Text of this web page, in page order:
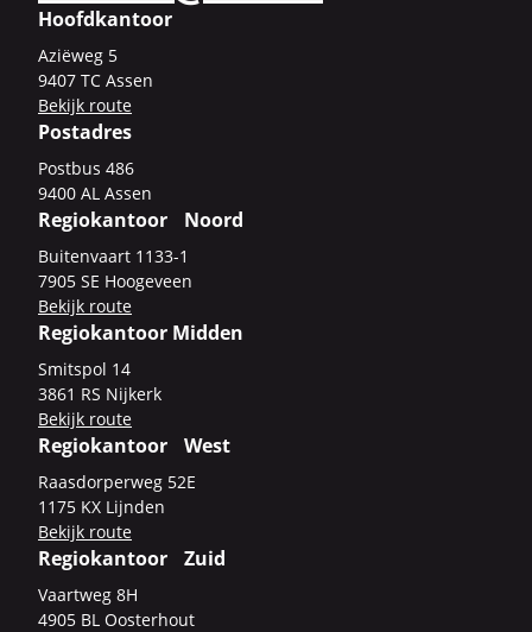
Hoofdkantoor
Azi­ë­weg 5
9407 TC Assen
Be­kijk route
Postadres
Post­bus 486
9400 AL Assen
Regiokantoor Noord
Bui­ten­vaart 1133-​1
7905 SE Hoo­ge­veen
Be­kijk route
Regiokantoor Midden
Smits­pol 14
3861 RS Nij­kerk
Be­kijk route
Regiokantoor West
Raas­dor­per­weg 52E
1175 KX Lijn­den
Be­kijk route
Regiokantoor Zuid
Vaart­weg 8H
4905 BL Oos­ter­hout